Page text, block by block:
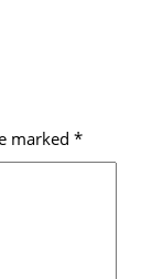
marked *